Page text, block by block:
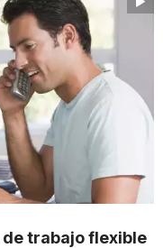
trabajo flexible